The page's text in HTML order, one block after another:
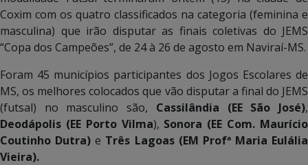
Coxim com os quatro classificados na categoria (feminina e
masculina) que irão disputar as finais coletivas do JEMS
“Copa dos Campeões”, de 24 à 26 de agosto em Naviraí-MS.
Foram 45 municípios participantes dos Jogos Escolares de
MS, os melhores colocados que vão disputar a final do JEMS
(futsal) no masculino são, Cassilândia (EE São José),
Deodápolis (EE Porto Vilma), Sonora (EE Com. Maurício
Coutinho Dutra) e Três Lagoas (EM Profª Maria Eulália
Vieira).